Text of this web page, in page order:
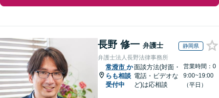
長野 修一 弁護士 静岡県
弁護士法人長野法律事務所
常滑市 か
らも相談
受付中
面談方法(対面・
電話・ビデオな
ど)は応相談
営業時間：0
9:00~19:00
（平日）